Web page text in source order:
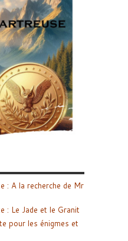
: A la recherche de Mr
: Le Jade et le Granit
pour les énigmes et